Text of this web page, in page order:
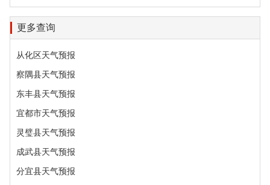
更多查询
从化区天气预报
察隅县天气预报
东丰县天气预报
宜都市天气预报
灵璧县天气预报
成武县天气预报
分宜县天气预报